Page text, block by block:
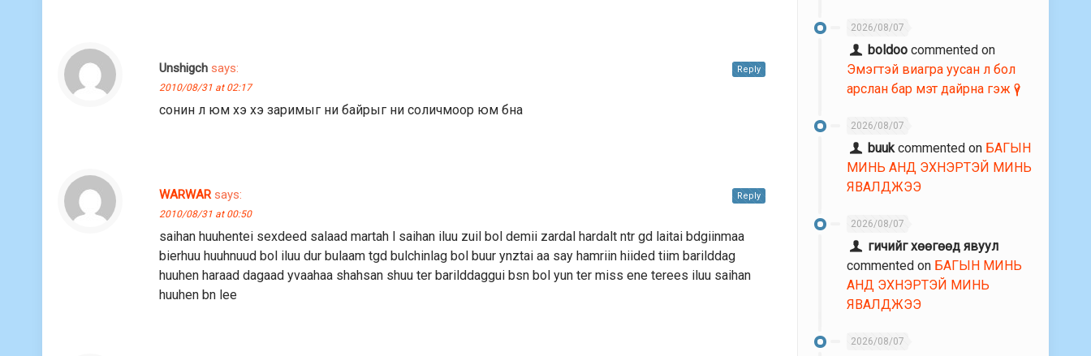
Unshigch says:
2010/08/31 at 02:17
сонин л юм хэ хэ заримыг ни байрыг ни соличмоор юм бна
Reply
WARWAR says:
2010/08/31 at 00:50
saihan huuhentei sexdeed salaad martah l saihan iluu zuil bol demii zardal hardalt ntr gd laitai bdgiinmaa
bierhuu huuhnuud bol iluu dur bulaam tgd bulchinlag bol buur ynztai aa say hamriin hiided tiim barilddag
huuhen haraad dagaad yvaahaa shahsan shuu ter barilddaggui bsn bol yun ter miss ene terees iluu saihan
huuhen bn lee
Reply
2026/08/07
boldoo commented on
Эмэгтэй виагра уусан л бол
арслан бар мэт дайрна гэж үү?
2026/08/07
buukcommented on БАГЫН
МИНЬ АНД ЭХНЭРТЭЙ МИНЬ
ЯВАЛДЖЭЭ
2026/08/07
гичийг хөөгөөд явуул
commented on БАГЫН МИНЬ
АНД ЭХНЭРТЭЙ МИНЬ
ЯВАЛДЖЭЭ
2026/08/07